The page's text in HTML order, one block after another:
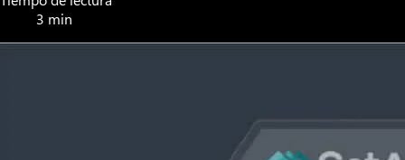
3 min